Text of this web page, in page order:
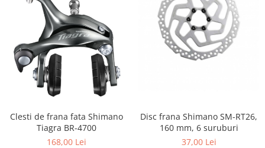
Clesti de frana fata Shimano
Tiagra BR-4700
168,00 Lei
Disc frana Shimano SM-RT26,
160 mm, 6 suruburi
37,00 Lei